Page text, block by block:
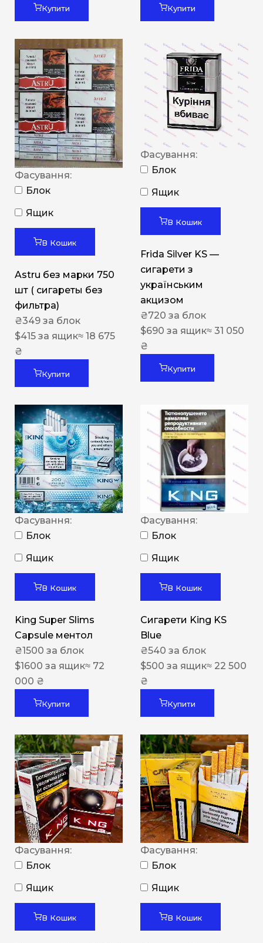
Купити Купити
Фасування:
Блок
Ящик
В Кошик
Astru без марки 750
шт ( сигареты без
фильтра)
₴349 за блок
$415 за ящик≈ 18 675
₴
Купити
Фасування:
Блок
Ящик
В Кошик
Frida Silver KS —
сигарети з
українським
акцизом
₴720 за блок
$690 за ящик≈ 31 050
₴
Купити
Фасування:
Блок
Ящик
В Кошик
King Super Slims
Capsule ментол
₴1500 за блок
$1600 за ящик≈ 72
000 ₴
Купити
Фасування:
Блок
Ящик
В Кошик
Сигарети King KS
Blue
₴540 за блок
$500 за ящик≈ 22 500
₴
Купити
Фасування:
Блок
Ящик
В Кошик
Фасування:
Блок
Ящик
В Кошик